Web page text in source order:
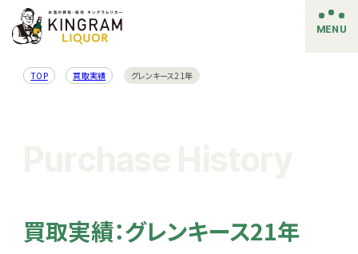
MENU
TOP 買取実績 グレンキース21年
買取実績：グレンキース21年